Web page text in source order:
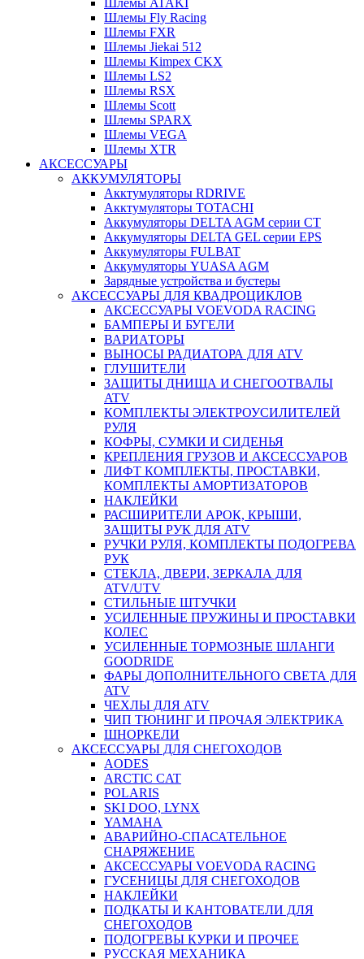
Шлемы ATAKI
Шлемы Fly Racing
Шлемы FXR
Шлемы Jiekai 512
Шлемы Kimpex CKX
Шлемы LS2
Шлемы RSX
Шлемы Scott
Шлемы SPARX
Шлемы VEGA
Шлемы XTR
АКСЕССУАРЫ
АККУМУЛЯТОРЫ
Акктумуляторы RDRIVE
Акктумуляторы TOTACHI
Аккумуляторы DELTA AGM серии CT
Аккумуляторы DELTA GEL серии EPS
Аккумуляторы FULBAT
Аккумуляторы YUASA AGM
Зарядные устройства и бустеры
АКСЕССУАРЫ ДЛЯ КВАДРОЦИКЛОВ
АКСЕССУАРЫ VOEVODA RACING
БАМПЕРЫ И БУГЕЛИ
ВАРИАТОРЫ
ВЫНОСЫ РАДИАТОРА ДЛЯ ATV
ГЛУШИТЕЛИ
ЗАЩИТЫ ДНИЩА И СНЕГООТВАЛЫ
ATV
КОМПЛЕКТЫ ЭЛЕКТРОУСИЛИТЕЛЕЙ
РУЛЯ
КОФРЫ, СУМКИ И СИДЕНЬЯ
КРЕПЛЕНИЯ ГРУЗОВ И АКСЕССУАРОВ
ЛИФТ КОМПЛЕКТЫ, ПРОСТАВКИ,
КОМПЛЕКТЫ АМОРТИЗАТОРОВ
НАКЛЕЙКИ
РАСШИРИТЕЛИ АРОК, КРЫШИ,
ЗАЩИТЫ РУК ДЛЯ ATV
РУЧКИ РУЛЯ, КОМПЛЕКТЫ ПОДОГРЕВА
РУК
СТЕКЛА, ДВЕРИ, ЗЕРКАЛА ДЛЯ
ATV/UTV
СТИЛЬНЫЕ ШТУЧКИ
УСИЛЕННЫЕ ПРУЖИНЫ И ПРОСТАВКИ
КОЛЕС
УСИЛЕННЫЕ ТОРМОЗНЫЕ ШЛАНГИ
GOODRIDE
ФАРЫ ДОПОЛНИТЕЛЬНОГО СВЕТА ДЛЯ
ATV
ЧЕХЛЫ ДЛЯ ATV
ЧИП ТЮНИНГ И ПРОЧАЯ ЭЛЕКТРИКА
ШНОРКЕЛИ
АКСЕССУАРЫ ДЛЯ СНЕГОХОДОВ
AODES
ARCTIC CAT
POLARIS
SKI DOO, LYNX
YAMAHA
АВАРИЙНО-СПАСАТЕЛЬНОЕ
СНАРЯЖЕНИЕ
АКСЕССУАРЫ VOEVODA RACING
ГУСЕНИЦЫ ДЛЯ СНЕГОХОДОВ
НАКЛЕЙКИ
ПОДКАТЫ И КАНТОВАТЕЛИ ДЛЯ
СНЕГОХОДОВ
ПОДОГРЕВЫ КУРКИ И ПРОЧЕЕ
РУССКАЯ МЕХАНИКА